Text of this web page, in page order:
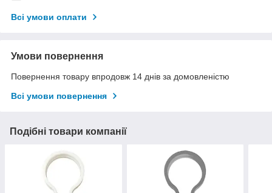
Всі умови оплати
Умови повернення
Повернення товару впродовж 14 днів за домовленістю
Всі умови повернення
Подібні товари компанії